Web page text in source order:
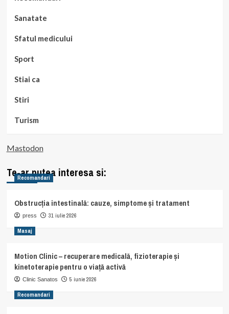
Sanatate
Sfatul medicului
Sport
Stiai ca
Stiri
Turism
Mastodon
Te-ar putea interesa si:
Recomandari
Obstrucția intestinală: cauze, simptome și tratament
press 31 iulie 2026
Masaj
Motion Clinic – recuperare medicală, fizioterapie și
kinetoterapie pentru o viață activă
Clinic Sanatos 5 iunie 2026
Recomandari